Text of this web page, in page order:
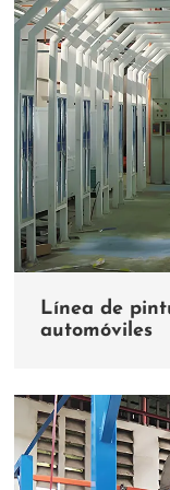
Línea de
automóviles